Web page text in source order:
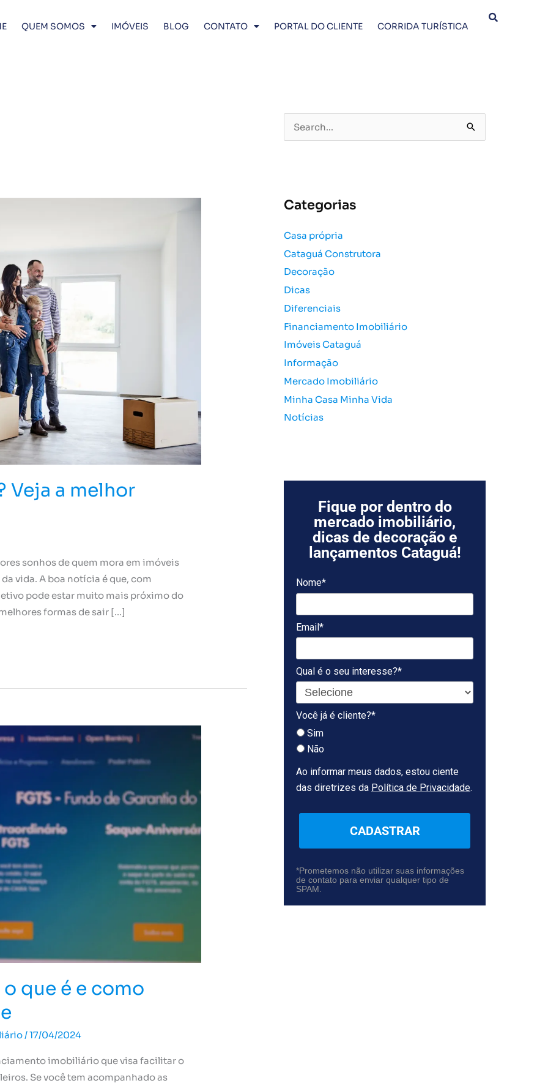
QUEM SOMOS IMÓVEIS BLOG CONTATO PORTAL DO CLIENTE CORRIDA TURÍSTICA
Veja a melhor
sonhos de quem mora em imóveis
vida. A boa notícia é que, com
pode estar muito mais próximo do
formas de sair […]
que é e como
/17/04/2024
imobiliário que visa facilitar o
Se você tem acompanhado as
e
i
a
r
p
o
r
Categorias
Casa própria
Cataguá Construtora
Decoração
Dicas
Diferenciais
Financiamento Imobiliário
Imóveis Cataguá
Informação
Mercado Imobiliário
Minha Casa Minha Vida
Notícias
Fique por dentro do
mercado imobiliário,
dicas de decoração e
lançamentos Cataguá!
Nome*
Email*
Qual é o seu interesse?*
Você já é cliente?*
Sim
Não
Ao informar meus dados, estou ciente
das diretrizes da Política de Privacidade.
CADASTRAR
*Prometemos não utilizar suas informações
de contato para enviar qualquer tipo de
SPAM.